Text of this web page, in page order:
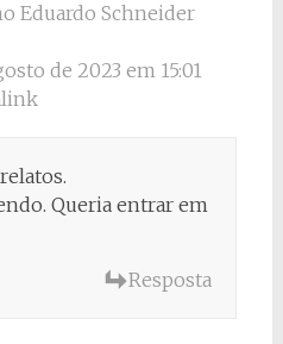
Eduardo Schneider
de 2023 em 15:01
Queria entrar em
Resposta